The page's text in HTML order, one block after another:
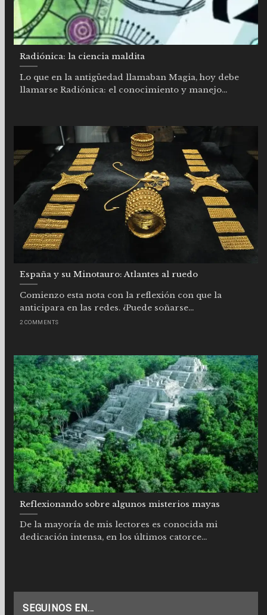
Radiónica: la ciencia maldita
Lo que en la antigüedad llamaban Magia, hoy debe
llamarse Radiónica: el conocimiento y manejo...
España y su Minotauro: Atlantes al ruedo
Comienzo esta nota con la reflexión con que la
anticipara en las redes. ¿Puede soñarse...
2 COMMENTS
Reflexionando sobre algunos misterios mayas
De la mayoría de mis lectores es conocida mi
dedicación intensa, en los últimos catorce...
SEGUINOS EN…